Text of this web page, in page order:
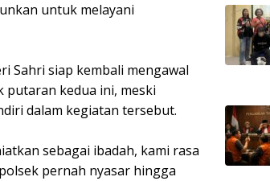
untuk melayani
Sahri siap kembali mengawal
putaran kedua ini, meski
dalam kegiatan tersebut.
sebagai ibadah, kami rasa
pernah nyasar hingga